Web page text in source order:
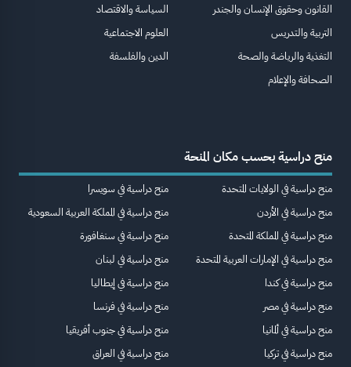
القانون وحقوق الإنسان والجندر
التربية والتدريس
التغذية والرياضة والصحة
الصحافة والإعلام
السياسة والاقتصاد
العلوم الاجتماعية
الدين والفلسفة
منح دراسية بحسب مكان المنحة
منح دراسية في الولايات المتحدة
منح دراسية في الأردن
منح دراسية في المملكة المتحدة
منح دراسية في الإمارات العربية المتحدة
منح دراسية في كندا
منح دراسية في مصر
منح دراسية في ألمانيا
منح دراسية في تركيا
منح دراسية في سويسرا
منح دراسية في المملكة العربية السعودية
منح دراسية في سنغافورة
منح دراسية في لبنان
منح دراسية في إيطاليا
منح دراسية في فرنسا
منح دراسية في جنوب أفريقيا
منح دراسية في العراق